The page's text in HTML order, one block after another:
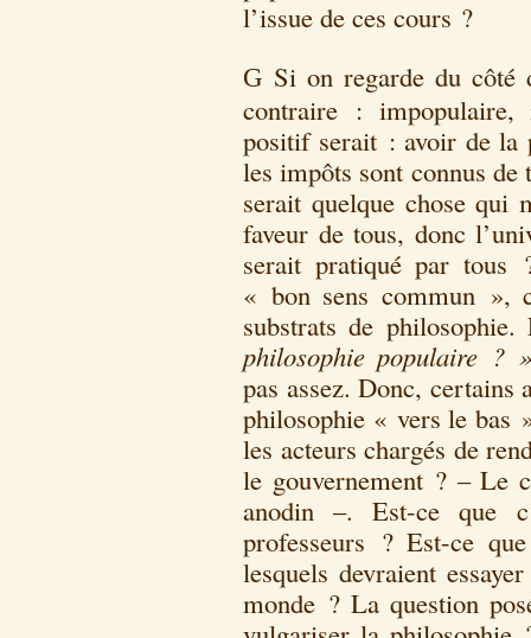
l’issue de ces cours ?
G Si on regarde du
contraire : impopulaire,
positif serait : avoir de la
les impôts sont connus
serait quelque chose qui
faveur de tous, donc
serait pratiqué par
« bon sens commun »,
substrats de
philosophie populaire ? »
pas assez. Donc, certains
philosophie « vers le bas
les acteurs chargés de
le gouvernement ? – Le
anodin –. Est-ce que
professeurs ? Est-ce
lesquels devraient
monde ? La question